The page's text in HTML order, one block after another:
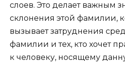
слоев. Это делает важным
склонения этой фамилии,
вызывает затруднения
фамилии и тех, кто хочет
к человеку, носящему